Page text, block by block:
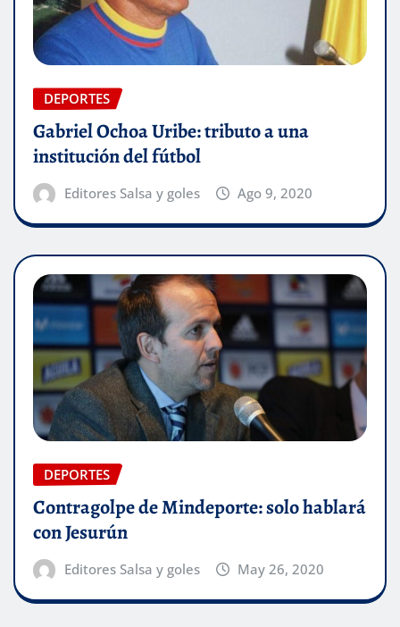
DEPORTES
Gabriel Ochoa Uribe: tributo a una
institución del fútbol
Editores Salsa y goles Ago 9, 2020
DEPORTES
Contragolpe de Mindeporte: solo hablará
con Jesurún
Editores Salsa y goles May 26, 2020